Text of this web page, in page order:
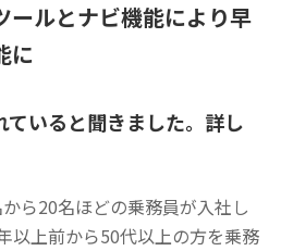
ールとナビ機能により早
に
ていると聞きました。詳し
ら20名ほどの乗務員が入社し
以上前から50代以上の方を乗務